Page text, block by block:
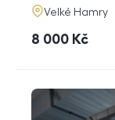
adresa
Velké Hamry
cena
8 000 Kč